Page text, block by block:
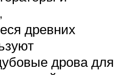
древних
дрова для